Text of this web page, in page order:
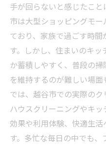
手が回らないと感じたこ
市は大型ショッピングモ
ており、家族で過ごす時
す。しかし、住まいのキ
か蓄積しやすく、普段の
を維持するのが難しい場
では、越谷市での実際のク
ハウスクリーニングやキ
効果や利用体験、快適生
す。多忙な毎日の中でも